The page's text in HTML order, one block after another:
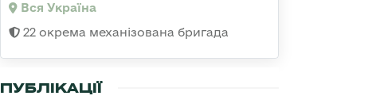
Вся Україна
22 окрема механізована бригада
ПУБЛІКАЦІЇ